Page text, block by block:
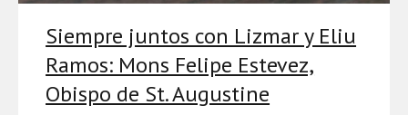
Siempre juntos con Lizmar y Eliu
Ramos: Mons Felipe Estevez,
Obispo de St. Augustine